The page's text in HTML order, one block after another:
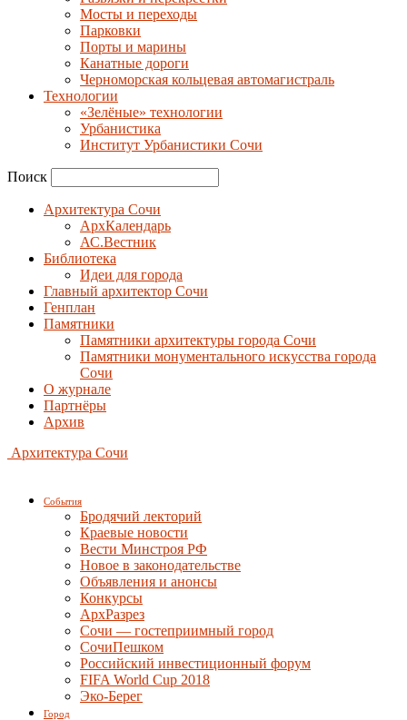
Мосты и переходы
Парковки
Порты и марины
Канатные дороги
Черноморская кольцевая автомагистраль
Технологии
«Зелёные» технологии
Урбанистика
Институт Урбанистики Сочи
Поиск
Архитектура Сочи
АрхКалендарь
АС.Вестник
Библиотека
Идеи для города
Главный архитектор Сочи
Генплан
Памятники
Памятники архитектуры города Сочи
Памятники монументального искусства города
Сочи
О журнале
Партнёры
Архив
Архитектура Сочи
События
Бродячий лекторий
Краевые новости
Вести Минстроя РФ
Новое в законодательстве
Объявления и анонсы
Конкурсы
АрхРазрез
Сочи — гостеприимный город
СочиПешком
Российский инвестиционный форум
FIFA World Cup 2018
Эко-Берег
Город